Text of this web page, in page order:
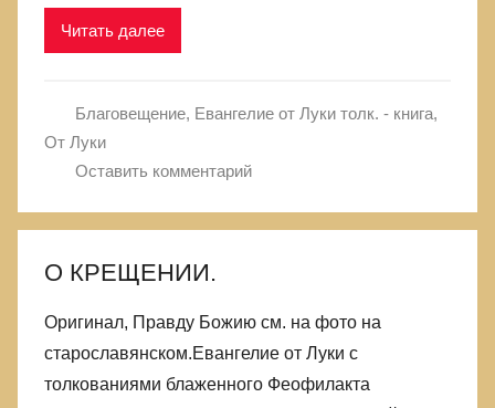
Читать далее
Благовещение, Евангелие от Луки толк. - книга,
От Луки
Оставить комментарий
О КРЕЩЕНИИ.
Оригинал, Правду Божию см. на фото на
старославянском.Евангелие от Луки с
толкованиями блаженного Феофилакта